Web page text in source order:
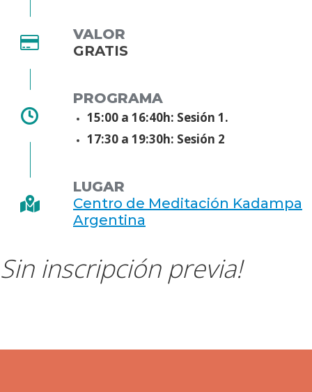
VALOR
GRATIS
PROGRAMA
15:00 a 16:40h: Sesión 1.
17:30 a 19:30h: Sesión 2
LUGAR
Centro de Meditación Kadampa
Argentina
Sin inscripción previa!